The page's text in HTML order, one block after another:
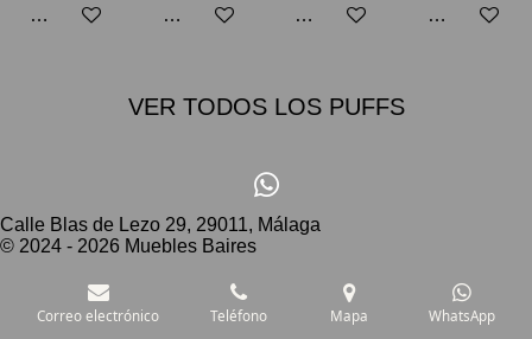
Avisarme cuando esté disponible
Avisarme cuando esté disponible
Avisarme cuando esté
Avisarme
VER TODOS LOS PUFFS
W
h
s
Calle Blas de Lezo 29, 29011, Málaga
© 2024 - 2026 Muebles Baires
Correo electrónico Teléfono Mapa WhatsApp